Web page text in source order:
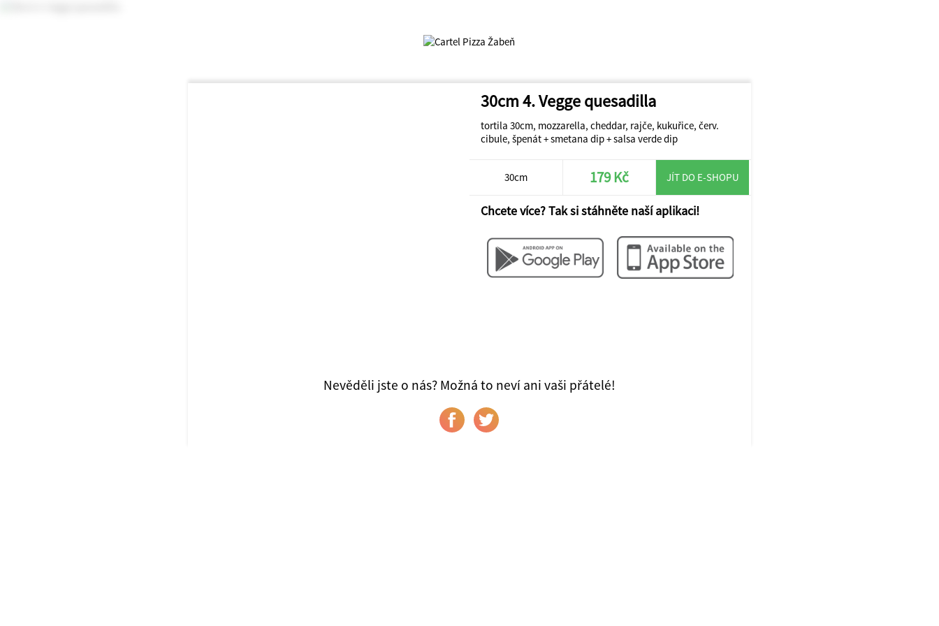
30cm 4. Vegge quesadilla
tortila 30cm, mozzarella, cheddar, rajče, kukuřice, červ.
cibule, špenát + smetana dip + salsa verde dip
30cm 179 Kč JÍT DO E-SHOPU
Chcete více? Tak si stáhněte naší aplikaci!
Nevěděli jste o nás? Možná to neví ani vaši přátelé!